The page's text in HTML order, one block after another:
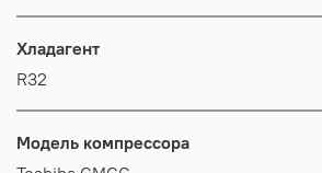
Хладагент
R32
Модель компрессора